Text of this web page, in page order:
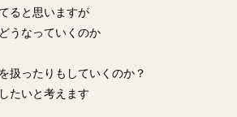
ると思いますが
うなっていくのか
扱ったりもしていくのか？
たいと考えます